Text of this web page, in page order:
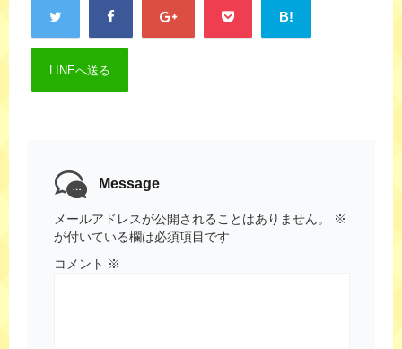
B!
LINEへ送る
Message
メールアドレスが公開されることはありません。
※
が付いている欄は必須項目です
コメント ※